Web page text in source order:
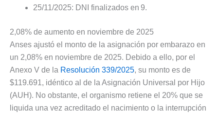
25/11/2025: DNI finalizados en 9.
2,08% de aumento en noviembre de 2025
Anses ajustó el monto de la asignación por embarazo en
un 2,08% en noviembre de 2025. Debido a ello, por el
Anexo V de la Resolución 339/2025, su monto es de
$119.691, idéntico al de la Asignación Universal por Hijo
(AUH). No obstante, el organismo retiene el 20% que se
liquida una vez acreditado el nacimiento o la interrupción